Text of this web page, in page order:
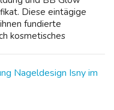
Diese eintägige
fundierte
kosmetisches
Nageldesign Isny im